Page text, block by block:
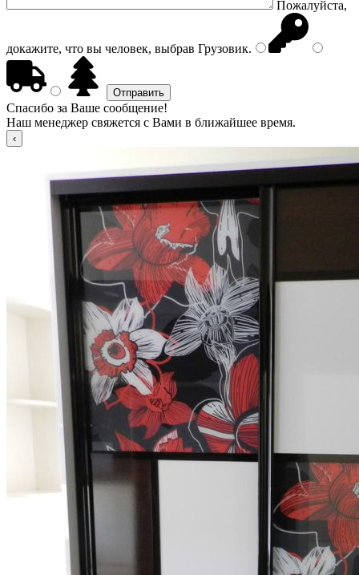
Пожалуйста,
докажите, что вы человек, выбрав Грузовик.
Спасибо за Ваше сообщение!
Наш менеджер свяжется с Вами в ближайшее время.